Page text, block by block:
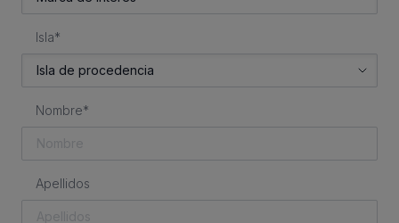
Isla*
Nombre*
Apellidos